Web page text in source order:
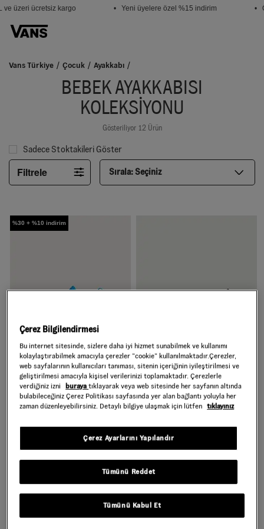
üzeri ücretsiz kargo • Yeni üyelere özel %15 indirim •
Vans Türkiye Çocuk Ayakkabı
BEBEK AYAKKABISI
KOLEKSIYONU
Gösteriliyor 12 Ürün
Sadece Stoktakileri Göster
Filtrele Sırala:Seçiniz
%30 + %10 indirim
BEBEK OLD SKOOL CRIB
AYAKKABI (0-1 YAŞ)
2.999,00 TL 1.799,40 TL
KÜÇÜK ÇOCUK
CHECKERBOARD SLIP-ON
CIRTCIRTLI AYAKKABI (1-4
2.799,00 TL
Çerez Bilgilendirmesi
Bu internet sitesinde, sizlere daha iyi hizmet sunabilmek ve kullanımı
kolaylaştırabilmek amacıyla çerezler ”cookie” kullanılmaktadır.Çerezler,
web sayfalarının kullanıcıları tanıması, sitenin içeriğinin iyileştirilmesi ve
geliştirilmesi amacıyla kişisel verilerinizi toplamaktadır. Çerezlerle
verdiğiniz izni
burayatıklayarak veya web sitesinde her sayfanın altında
bulabileceğiniz Çerez Politikası sayfasında yer alan bağlantı yoluyla her
zaman düzenleyebilirsiniz. Detaylı bilgiye ulaşmak için lütfen tıklayınız
Tümünü Reddet
Tümünü Kabul Et
Çerez Ayarlarını Yapılandır